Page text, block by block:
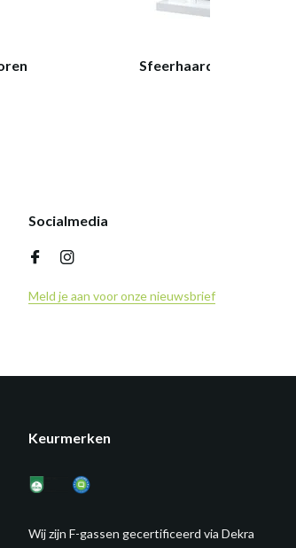
Sfeerhaarden
Socialmedia
Meld je aan voor onze nieuwsbrief
Keurmerken
Wij zijn F-gassen gecertificeerd via Dekra